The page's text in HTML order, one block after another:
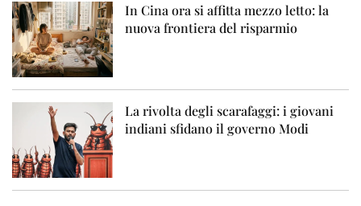
In Cina ora si affitta mezzo letto: la
nuova frontiera del risparmio
La rivolta degli scarafaggi: i giovani
indiani sfidano il governo Modi